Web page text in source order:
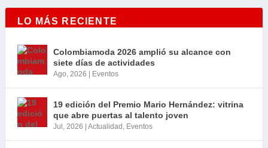
LO MÁS RECIENTE
Colombiamoda 2026 amplió su alcance con
siete días de actividades
Ago, 2026 Eventos
19 edición del Premio Mario Hernández: vitrina
que abre puertas al talento joven
Jul, 2026 Actualidad , Eventos